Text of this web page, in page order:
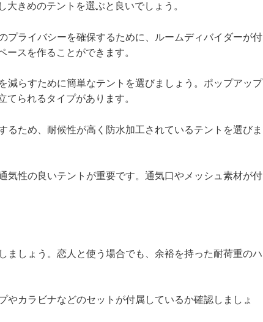
きめのテントを選ぶと良いでしょう。
プライバシーを確保するために、ルームディバイダーが付
スを作ることができます。
減らすために簡単なテントを選びましょう。ポップアップ
られるタイプがあります。
るため、耐候性が高く防水加工されているテントを選びま
気性の良いテントが重要です。通気口やメッシュ素材が付
ましょう。恋人と使う場合でも、余裕を持った耐荷重のハ
やカラビナなどのセットが付属しているか確認しましょ